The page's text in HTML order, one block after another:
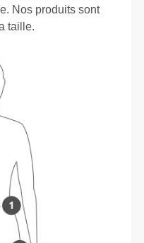
Nos produits sont
taille.